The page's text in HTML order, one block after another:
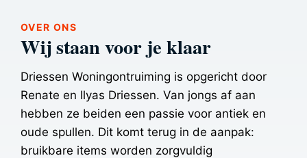
OVER ONS
Wij staan voor je klaar
Driessen Woningontruiming is opgericht door
Renate en Ilyas Driessen. Van jongs af aan
hebben ze beiden een passie voor antiek en
oude spullen. Dit komt terug in de aanpak:
bruikbare items worden zorgvuldig